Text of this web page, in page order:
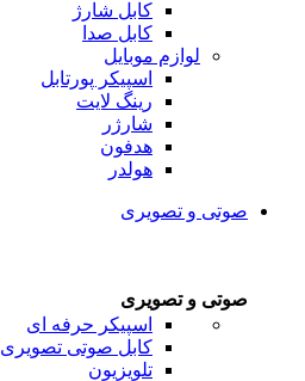
کابل شارژ
کابل صدا
لوازم موبایل
اسپیکر پورتابل
رینگ لایت
شارژر
هدفون
هولدر
صوتی و تصویری
صوتی و تصویری
اسپیکر حرفه ای
کابل صوتی تصویری
تلویزیون